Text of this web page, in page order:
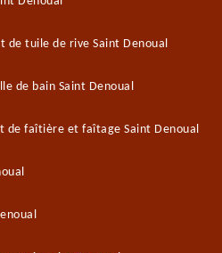
de tuile de rive Saint Denoual
de bain Saint Denoual
de faîtière et faîtage Saint Denoual